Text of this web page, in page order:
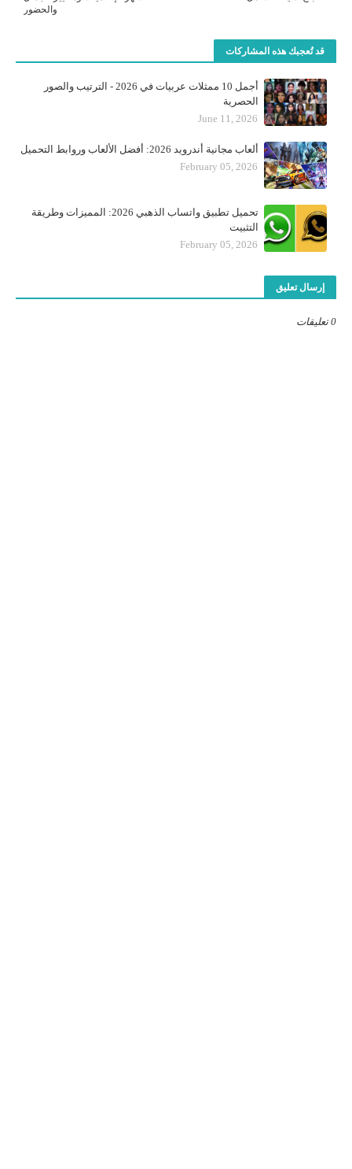
والحضور
قد تُعجبك هذه المشاركات
أجمل 10 ممثلات عربيات في 2026 - الترتيب والصور
الحصرية
June 11, 2026
ألعاب مجانية أندرويد 2026: أفضل الألعاب وروابط التحميل
February 05, 2026
تحميل تطبيق واتساب الذهبي 2026: المميزات وطريقة
التثبيت
February 05, 2026
إرسال تعليق
0 تعليقات